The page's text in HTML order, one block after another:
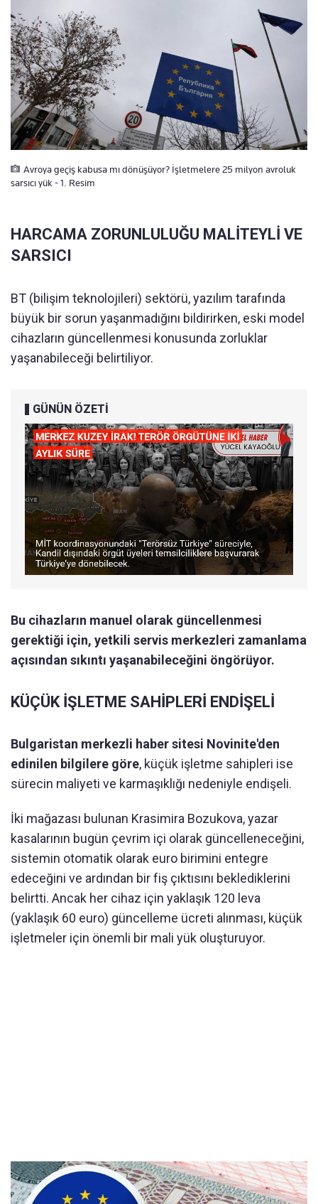
Avroya geçiş kabusa mı dönüşüyor? İşletmelere 25 milyon avroluk
sarsıcı yük - 1. Resim
HARCAMA ZORUNLULUĞU MALİTEYLİ VE
SARSICI
BT (bilişim teknolojileri) sektörü, yazılım tarafında
büyük bir sorun yaşanmadığını bildirirken, eski model
cihazların güncellenmesi konusunda zorluklar
yaşanabileceği belirtiliyor.
GÜNÜN ÖZETİ
Bu cihazların manuel olarak güncellenmesi
gerektiği için, yetkili servis merkezleri zamanlama
açısından sıkıntı yaşanabileceğini öngörüyor.
KÜÇÜK İŞLETME SAHİPLERİ ENDİŞELİ
Bulgaristan merkezli haber sitesi Novinite'den
edinilen bilgilere göre, küçük işletme sahipleri ise
sürecin maliyeti ve karmaşıklığı nedeniyle endişeli.
İki mağazası bulunan Krasimira Bozukova, yazar
kasalarının bugün çevrim içi olarak güncelleneceğini,
sistemin otomatik olarak euro birimini entegre
edeceğini ve ardından bir fiş çıktısını beklediklerini
belirtti. Ancak her cihaz için yaklaşık 120 leva
(yaklaşık 60 euro) güncelleme ücreti alınması, küçük
işletmeler için önemli bir mali yük oluşturuyor.